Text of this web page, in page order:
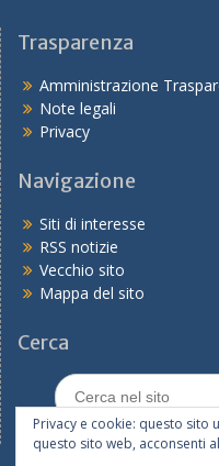
Trasparenza
Amministrazione
Note legali
Privacy
Navigazione
Siti di interesse
RSS notizie
Vecchio sito
Mappa del sito
Cerca
Search
for:
Privacy e cookie: questo sito
questo sito web, acconsenti